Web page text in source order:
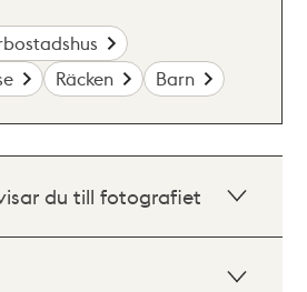
Räcken Barn
du till fotografiet